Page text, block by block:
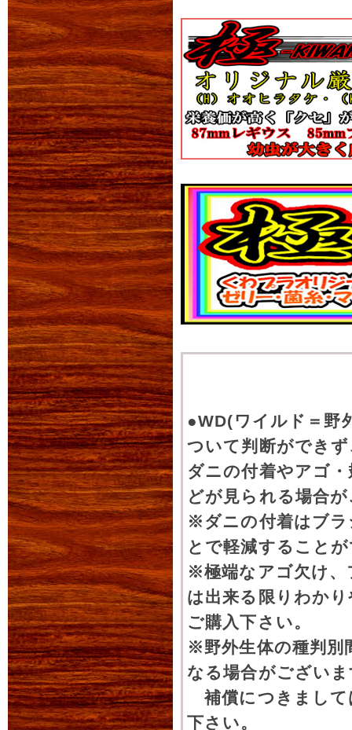
生体販売登録いた
新着生体はこちら
2012年07月09日
BE-KUWA44号 最
今号はオオヒラタ特集
オオヒラタ大図鑑や
2014年04月09日
おまたせいたしま
産卵木販売再開い
これから各種クワカ
満載でお届けする予定
是非ご覧ください。
2012年07月25日
スマトラ便WDツヤ
ツヤクワガタ各種ス
その他、タランドゥ
2019年01月21日
生体販売登録いた
新着生体はこちら
2019年01月25日
●WD(ワイルド＝野
ついて判断ができ
ダニの付着やアゴ
どが見られる場合
※ダニの付着はブ
とで軽減すること
※極端なアゴ欠け、
は出来る限りわか
ご購入下さい。
※野外生体の種判別
なる場合がござい
補償につきまして
下さい。